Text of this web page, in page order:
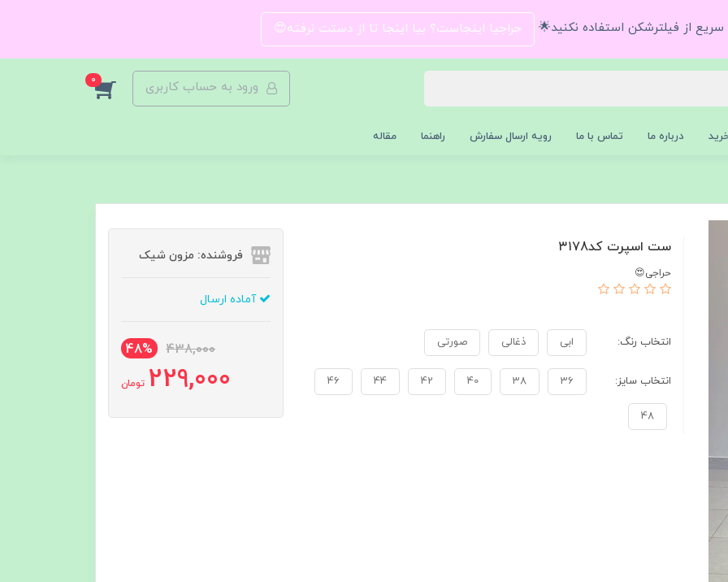
سریع از فیلترشکن استفاده نکنید🌟 حراجیا اینجاست؟ بیا اینجا تا از دستت نرفته😍
ورود به حساب کاربری 0
درباره ما تماس با ما رویه ارسال سفارش راهنما مقاله
ست اسپرت کد۳۱۷8
حراجی😍
انتخاب رنگ: ابی ذغالی صورتی
انتخاب سایز: 36
38
40
42
44
46
48
فروشنده: مزون شیک
آماده ارسال
438,000
48%
229,000 تومان